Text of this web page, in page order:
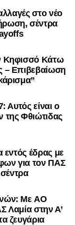
στο νέο
σέντρα
Κηφισσό Κάτω
– Επιβεβαίωση
Αυτός είναι ο
της Φθιώτιδας
εντός έδρας με
για τον ΠΑΣ
Με AO
Λαμία στην Α’
ζευγάρια